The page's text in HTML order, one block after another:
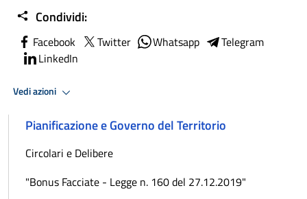
Condividi:
Facebook Twitter Whatsapp
Telegram
LinkedIn
Vedi azioni
Pianificazione e Governo del Territorio
Circolari e Delibere
"Bonus Facciate - Legge n. 160 del 27.12.2019"